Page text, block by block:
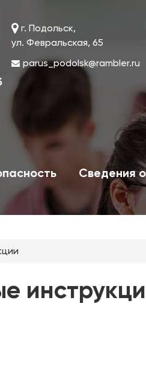
г. Подольск,
ул. Февральская, 65
parus_podolsk@rambler.ru
Сведения